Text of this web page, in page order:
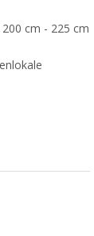
cm - 225 cm